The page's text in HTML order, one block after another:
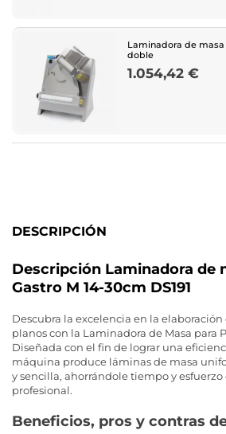
Laminadora de
doble
Price
1.054,42 €
DESCRIPCIÓN
Descripción Laminadora de
Gastro M 14-30cm DS191
Descubra la excelencia en la elaboración
planos con la Laminadora de Masa para
Diseñada con el fin de lograr una
máquina produce láminas de masa
y sencilla, ahorrándole tiempo y esfuerzo
profesional.
Beneficios, pros y contras del